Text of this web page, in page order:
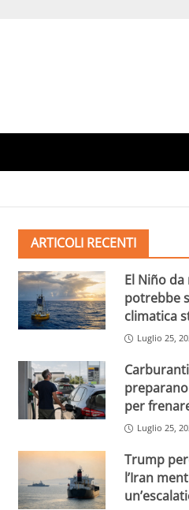
ARTICOLI RECENTI
El Niño
potrebbe
climatica
Luglio 25,
per
Luglio 25,
Trump
l’Iran